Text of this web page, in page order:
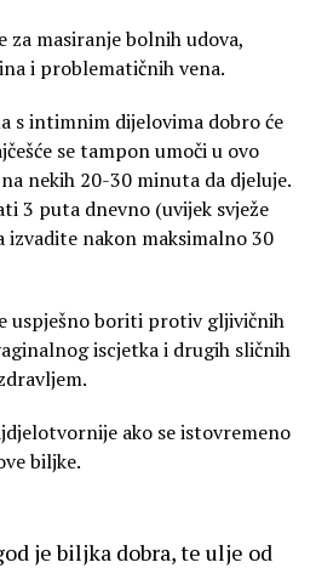
za masiranje bolnih udova,
i problematičnih vena.
s intimnim dijelovima dobro će
se tampon umoči u ovo
nekih 20-30 minuta da djeluje.
3 puta dnevno (uvijek svježe
izvadite nakon maksimalno 30
uspješno boriti protiv gljivičnih
iscjetka i drugih sličnih
ako se istovremeno
biljke.
je biljka dobra, te ulje od